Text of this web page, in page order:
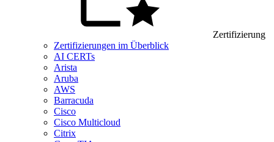
Zertifizierung
Zertifizierungen im Überblick
AI CERTs
Arista
Aruba
AWS
Barracuda
Cisco
Cisco Multicloud
Citrix